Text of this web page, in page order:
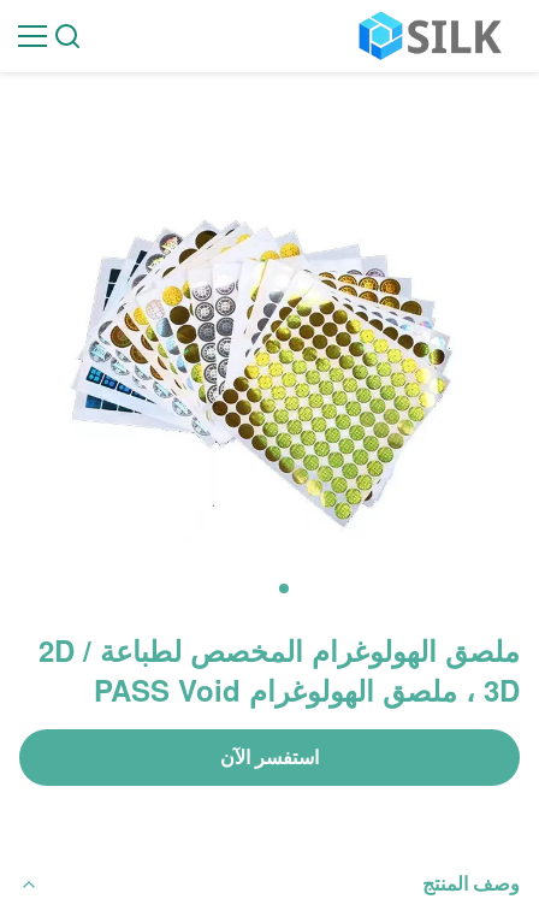
ملصق الهولوغرام المخصص لطباعة 2D /
3D ، ملصق الهولوغرام PASS Void
استفسر الآن
وصف المنتج